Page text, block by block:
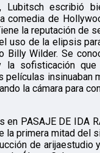
Lubitsch escribió
comedia de
la reputación de
uso de la elipsis
Billy Wilder. Se
sofisticación que
películas insinuaban
la cámara para
en PASAJE DE IDA
la primera mitad del
de